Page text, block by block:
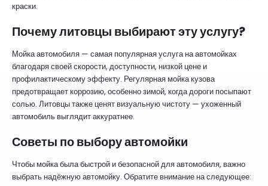
краски.
Почему литовцы выбирают эту услугу?
Мойка автомобиля — самая популярная услуга на автомойках
благодаря своей скорости, доступности, низкой цене и
профилактическому эффекту. Регулярная мойка кузова
предотвращает коррозию, особенно зимой, когда дороги посыпают
солью. Литовцы также ценят визуальную чистоту — ухоженный
автомобиль выглядит аккуратнее.
Советы по выбору автомойки
Чтобы мойка была быстрой и безопасной для автомобиля, важно
выбрать надёжную автомойку. Обратите внимание на следующее: